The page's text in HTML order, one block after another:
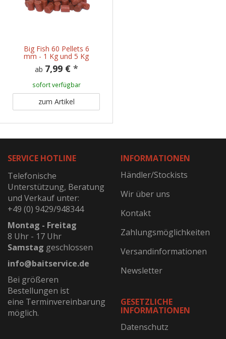
Big Fish 60 Pellets 6
mm - 1 Kg und 5 Kg
ab 7,99 € *
sofort verfügbar
zum Artikel
SERVICE HOTLINE
Telefonische
Unterstützung, Beratung
und Verkauf unter:
+49 (0) 9429/948344
Montag - Freitag
8 Uhr - 17 Uhr
Samstag geschlossen
info@baitservice.de
Bei größeren
Bestellungen ist
eine Terminvereinbarung
möglich.
INFORMATIONEN
Händler/Stockists
Wir über uns
Kontakt
Zahlungsmöglichkeiten
Versandinformationen
Newsletter
GESETZLICHE
INFORMATIONEN
Datenschutz